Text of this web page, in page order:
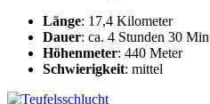
Länge: 17,4 Kilometer
Dauer: ca. 4 Stunden 30
Höhenmeter: 440 Meter
Schwierigkeit: mittel